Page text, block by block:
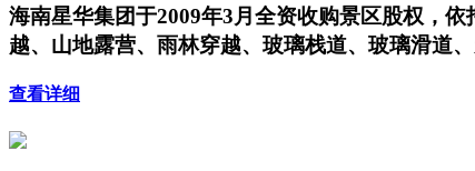
海南星华集团于2009年3月全资收购景区股权，
越、山地露营、雨林穿越、玻璃栈道、玻璃滑道
查看详细